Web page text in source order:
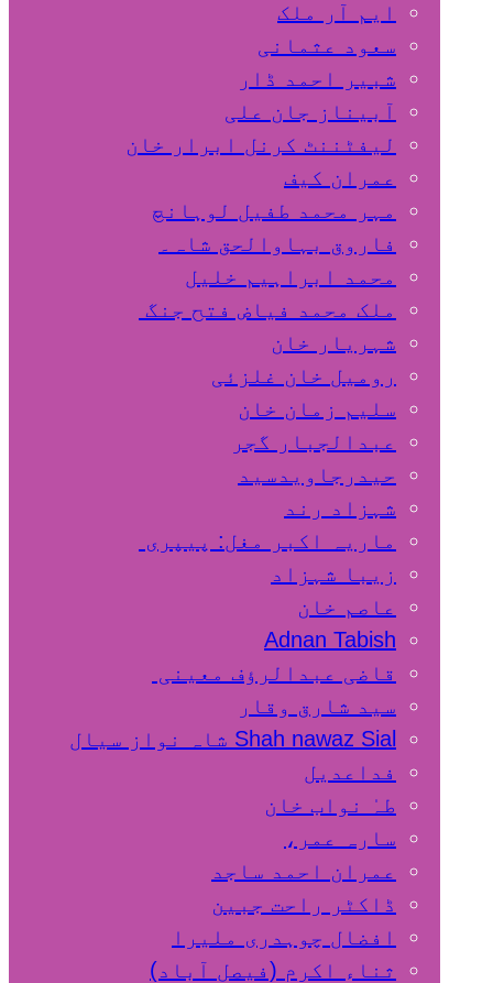
ایم آر ملک
سعود عثمانی
شبیر احمد ڈار
آبیناز جان علی
لیفٹننٹ کرنل ابرار خان
عمران کیف
مہر محمد طفیل لوہانچ
فاروق بہاوالحق شاہ۔
محمد ابراہیم خلیل
ملک محمد فیاض فتح جنگ
شہریار خان
رومیل خان غلزئی
سلیم زمان خان
عبدالجبار گجر
حیدرجاویدسید
شہزاد رند
ماریہ اکبر مغل: پیپری
زیبا شہزاد
عاصم خان
Adnan Tabish
قاضی عبدالرؤف معینی
سید شارق وقار
Shah nawaz Sial شاہ نواز سیال
فداعدیل
طہٰ نواب خان
سارہ عمر،
عمران احمد ساجد
ڈاکٹر راحت جبین
افضال چوہدری ملیرا
ثناء اکرم (فیصل آباد)